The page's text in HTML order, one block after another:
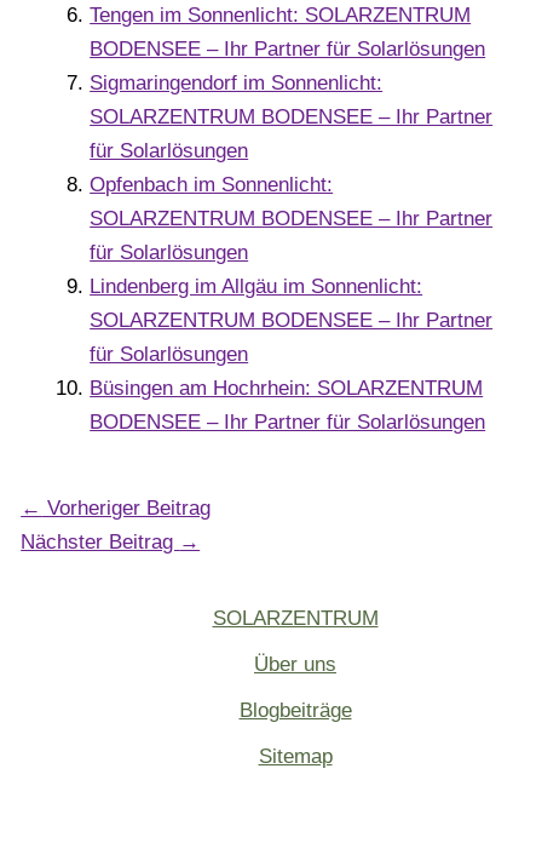
Tengen im Sonnenlicht: SOLARZENTRUM
BODENSEE – Ihr Partner für Solarlösungen
Sigmaringendorf im Sonnenlicht:
SOLARZENTRUM BODENSEE – Ihr Partner
für Solarlösungen
Opfenbach im Sonnenlicht:
SOLARZENTRUM BODENSEE – Ihr Partner
für Solarlösungen
Lindenberg im Allgäu im Sonnenlicht:
SOLARZENTRUM BODENSEE – Ihr Partner
für Solarlösungen
Büsingen am Hochrhein: SOLARZENTRUM
BODENSEE – Ihr Partner für Solarlösungen
← Vorheriger Beitrag
Nächster Beitrag →
SOLARZENTRUM
Über uns
Blogbeiträge
Sitemap